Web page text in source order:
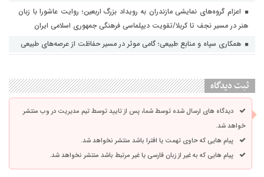
اعزام گروه‌های نمایشی مازندران به رویداد بزرگ اربعین؛ روایت عاشورا با زبان
هنر در مسیر نجف تا کربلا/تقویت دیپلماسی فرهنگی جمهوری اسلامی ایران
همکاری سپاه و منابع طبیعی؛ گامی موثر در مسیر حفاظت از عرصه‌های طبیعی
ثبت دیدگاه
دیدگاه های ارسال شده توسط شما، پس از تایید توسط تیم مدیریت در وب منتشر
خواهد شد.
پیام هایی که حاوی تهمت یا افترا باشد منتشر نخواهد شد.
پیام هایی که به غیر از زبان فارسی یا غیر مرتبط باشد منتشر نخواهد شد.